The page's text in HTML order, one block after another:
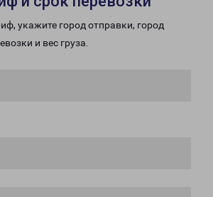
укажите город отправки, город
и вес груза.